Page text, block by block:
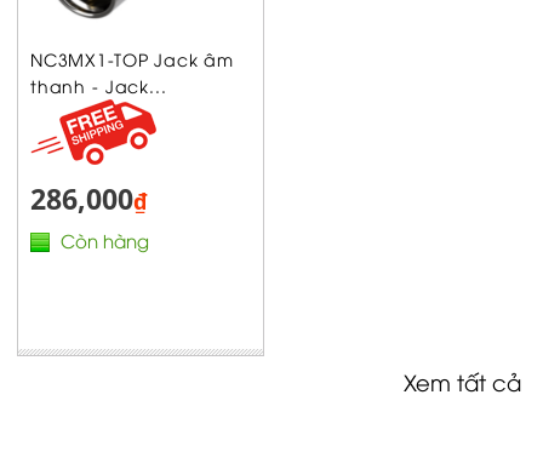
NC3MX1-TOP Jack âm
thanh - Jack...
286,000₫
Còn hàng
Xem tất cả